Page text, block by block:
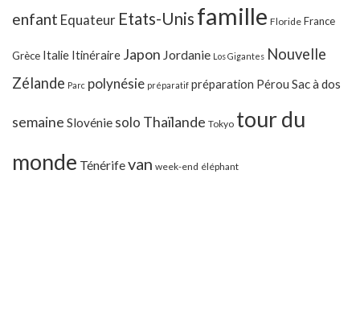
enfant Equateur Etats-Unis famille Floride France
Grèce Italie Itinéraire Japon Jordanie Los Gigantes Nouvelle
Zélande Parc polynésie préparatif préparation Pérou Sac à dos
semaine Slovénie solo Thaïlande Tokyo tour du
monde Ténérifevan week-end éléphant